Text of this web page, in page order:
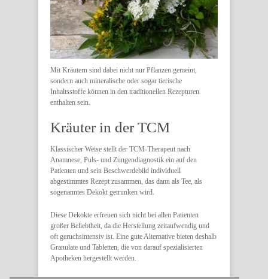
Mit Kräutern sind dabei nicht nur Pflanzen gemeint,
sondern auch mineralische oder sogar tierische
Inhaltsstoffe können in den traditionellen Rezepturen
enthalten sein.
Kräuter in der TCM
Klassischer Weise stellt der TCM-Therapeut nach
Anamnese, Puls- und Zungendiagnostik ein auf den
Patienten und sein Beschwerdebild individuell
abgestimmtes Rezept zusammen, das dann als Tee, als
sogenanntes Dekokt getrunken wird.
Diese Dekokte erfreuen sich nicht bei allen Patienten
großer Beliebtheit, da die Herstellung zeitaufwendig und
oft geruchsintensiv ist. Eine gute Alternative bieten deshalb
Granulate und Tabletten, die von darauf spezialisierten
Apotheken hergestellt werden.